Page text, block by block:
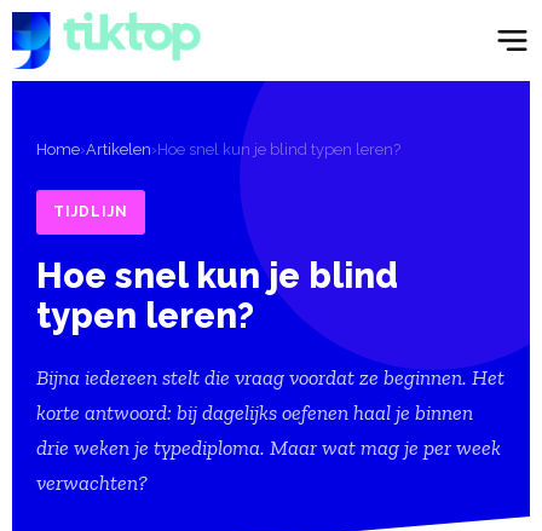
Home›Artikelen›Hoe snel kun je blind typen leren?
TIJDLIJN
Hoe snel kun je blind
typen leren?
Bijna iedereen stelt die vraag voordat ze beginnen. Het
korte antwoord: bij dagelijks oefenen haal je binnen
drie weken je typediploma. Maar wat mag je per week
verwachten?